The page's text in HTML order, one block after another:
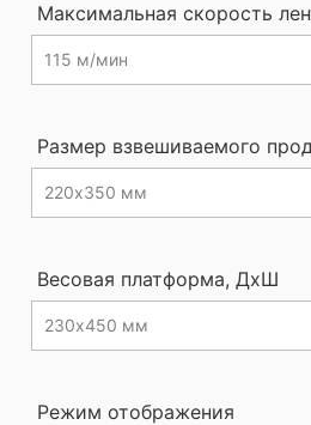
Максимальная скорость
Размер взвешиваемого
Весовая платформа, ДхШ
Режим отображения